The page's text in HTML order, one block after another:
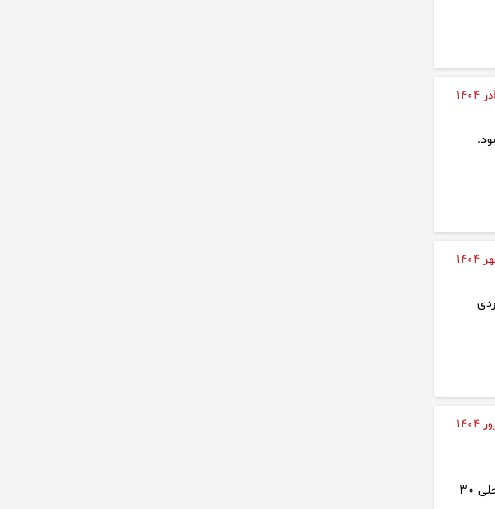
دونالد ترامپ رئیس‌جمهوری آمریکا در پی شایعات درباره سلامتی‌اش، روز شنبه به وقت محلی ۳۰